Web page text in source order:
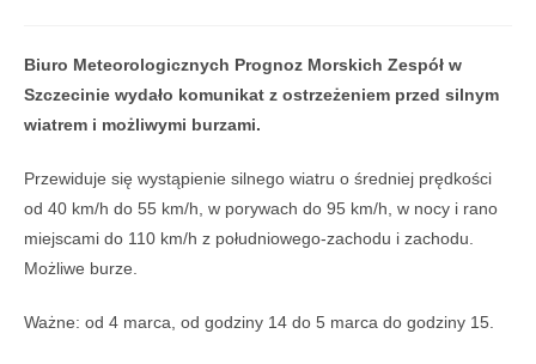
Biuro Meteorologicznych Prognoz Morskich Zespół w
Szczecinie wydało komunikat z ostrzeżeniem przed silnym
wiatrem i możliwymi burzami.
Przewiduje się wystąpienie silnego wiatru o średniej prędkości
od 40 km/h do 55 km/h, w porywach do 95 km/h, w nocy i rano
miejscami do 110 km/h z południowego-zachodu i zachodu.
Możliwe burze.
Ważne: od 4 marca, od godziny 14 do 5 marca do godziny 15.